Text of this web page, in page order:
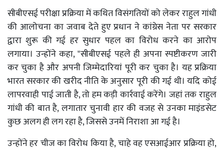
सीबीएसई परीक्षा प्रक्रिया में कथित विसंगतियों को लेकर राहुल गांधी
की आलोचना का जवाब देते हुए प्रधान ने कांग्रेस नेता पर सरकार
द्वारा शुरू की गई हर सुधार पहल का विरोध करने का आरोप
लगाया। उन्होंने कहा, "सीबीएसई पहले ही अपना स्पष्टीकरण जारी
कर चुका है और अपनी जिम्मेदारियां पूरी कर चुका है। यह प्रक्रिया
भारत सरकार की खरीद नीति के अनुसार पूरी की गई थी। यदि कोई
लापरवाही पाई जाती है, तो हम कड़ी कार्रवाई करेंगे। जहां तक राहुल
गांधी की बात है, लगातार चुनावी हार की वजह से उनका माइंडसेट
कुछ अलग ही लग रहा है, जिससे उनमें निराशा आ गई है।
उन्होंने हर चीज का विरोध किया है, चाहे वह एसआईआर प्रक्रिया हो,